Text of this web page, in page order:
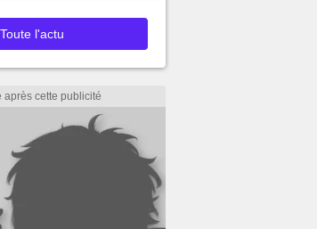
Toute l'actu